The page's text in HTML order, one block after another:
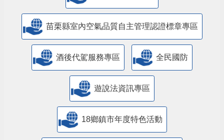
苗栗縣室內空氣品質自主管理認證標章專區
酒後代駕服務專區 全民國防
遊說法資訊專區
18鄉鎮市年度特色活動